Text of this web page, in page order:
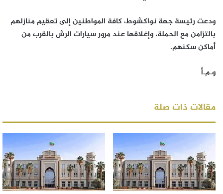
ودعت رئيسة جهة نواكشوط، كافة المواطنين إلى تعقيم منازلهم
بالتزامن مع الحملة، وإغلاقها عند مرور سيارات الرش بالقرب من
أماكن سكنهم.
و.م.أ
مقالات ذات صلة